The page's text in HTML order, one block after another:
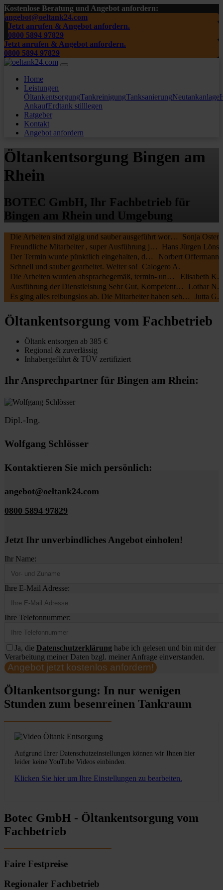
Kostenlose Beratung und Angebot anfordern:
angebot@oeltank24.com
Jetzt anrufen & Angebot anfordern.
0800 5894 97829
Jetzt anrufen & Angebot anfordern.
0800 5894 97829
Home
Leistungen
ÖltankentsorgungTankreinigungTanksanierungNeutankanlage
AnkaufErdtank stilllegen
Ratgeber
Kontakt
Angebot anfordern
Öltankentsorgung Bingen am
Rhein
BOTEC GmbH, Ihr Fachbetrieb für
Bingen am Rhein und Umgebung
Sonja Oster
Die Arbeiten sind zügig und sauber ausgeführt worden, wir waren sehr zufrieden. Die MA waren freundlich , nochmal ein Danke schön an die beiden.
Hans Jürgen Löns
Freundliche Mitarbeiter , super Ausführung jederzeit zu empfehlen
Norbert Offermann
Der Termin wurde pünktlich eingehalten, die Mitarbeiter waren kundenfreundlich und haben alles gut erledigt. Die Rechnung entsprach dem Auftrag.
Calogero A.
Schnell und sauber gearbeitet. Weiter so!
Elisabeth K.
Die Arbeiten wurden absprachegemäß, termin- und fachgerecht zu unserer vollsten Zufriedenheit durchgeführt. Sehr freundliche Kommunikation sowohl mit Öltank24 als auch mit der Fa. Botec
Lothar N.
Ausführung der Dienstleistung Sehr Gut, Kompetente Mitarbeiter, Sehr Freundliches Personal
Jutta G.
Es ging alles reibungslos ab. Die Mitarbeiter haben sehr schnell und sauber gearbeitet.
Öltankentsorgung vom Fachbetrieb
Öltank entsorgen ab 385 €
Regional & zuverlässig
Inhabergeführt & TÜV zertifiziert
Ihr Ansprechpartner für Bingen am Rhein:
Dipl.-Ing.
Wolfgang Schlösser
Kontaktieren Sie mich persönlich:
angebot@oeltank24.com
0800 5894 97829
Jetzt Ihr unverbindliches Angebot einholen!
Ihr Name:
Ihre E-Mail Adresse:
Ihre Telefonnummer:
Ja, die Datenschutzerklärung habe ich gelesen und bin mit der
Verarbeitung meiner Daten bzgl. meiner Anfrage einverstanden.
Angebot jetzt kostenlos anfordern!
Öltankentsorgung: In nur wenigen
Stunden zum besenreinen Tankraum
Aufgrund Ihrer Datenschutzeinstellungen können wir Ihnen hier
leider keine YouTube Videos einbinden.
Klicken Sie hier um Ihre Einstellungen zu bearbeiten.
Botec GmbH - Öltankentsorgung vom
Fachbetrieb
Faire Festpreise
Regionaler Fachbetrieb